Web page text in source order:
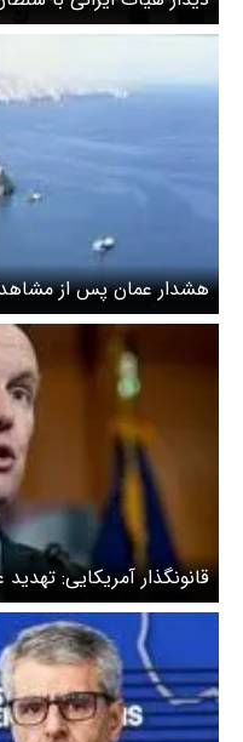
بر حمایت از تلاش‌های
هشدار عمان پس از
قانونگذار آمریکایی:
ترامپ است